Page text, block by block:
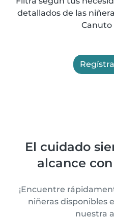
detallados de las
Canuto
El cuidado
alcance
¡Encuentre
niñeras disponibles
nuestra